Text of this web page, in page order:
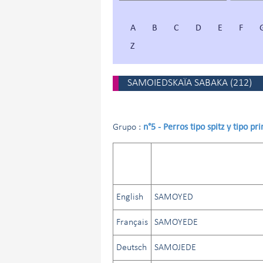
A B C D E F
Z
SAMOIEDSKAÏA SABAKA (212)
Grupo : n°5 - Perros tipo spitz y tipo
English SAMOYED
Français SAMOYEDE
Deutsch SAMOJEDE